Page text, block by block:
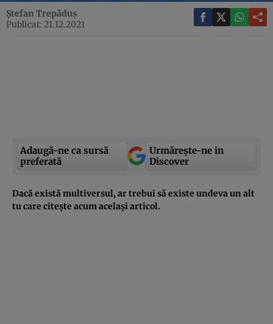
Ștefan Trepăduș
Publicat: 21.12.2021
Adaugă-ne ca sursă
preferată
Urmărește-ne in
Discover
Dacă există multiversul, ar trebui să existe undeva un alt
tu care citește acum același articol.